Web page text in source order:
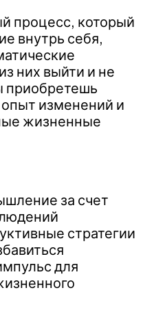
процесс, который
внутрь себя,
них выйти и не
приобретешь
изменений и
жизненные
за счет
стратегии
для